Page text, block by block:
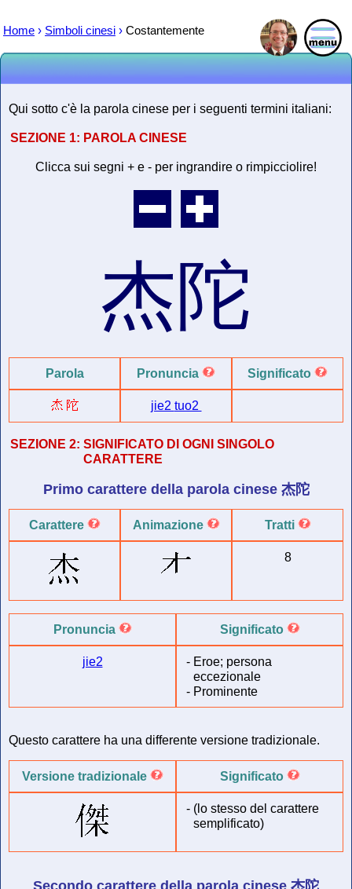
Qui sotto c'è la parola cinese per i seguenti termini italiani:
SEZIONE 1: PAROLA CINESE
Clicca sui segni + e - per ingrandire o rimpicciolire!
杰陀
Parola Pronuncia
jie2 tuo2
Significato
SEZIONE 2: SIGNIFICATO DI OGNI SINGOLO
CARATTERE
Primo carattere della parola cinese 杰陀
Carattere Animazione Tratti
8
Pronuncia
jie2
Significato
- Eroe; persona
eccezionale
- Prominente
Questo carattere ha una differente versione tradizionale.
Versione tradizionale Significato
- (lo stesso del carattere
semplificato)
Secondo carattere della parola cinese 杰陀
Home › Simboli cinesi › Costantemente